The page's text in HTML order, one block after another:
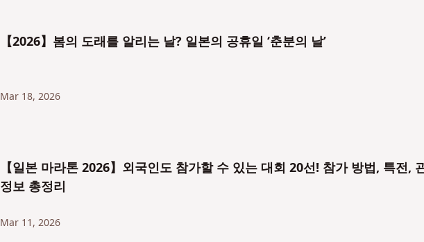
【2026】봄의 도래를 알리는 날? 일본의 공휴일 ‘춘분의 날’
Mar 18, 2026
【일본 마라톤 2026】외국인도 참가할 수 있는 대회 20선! 참가 방법, 특전,
정보 총정리
Mar 11, 2026